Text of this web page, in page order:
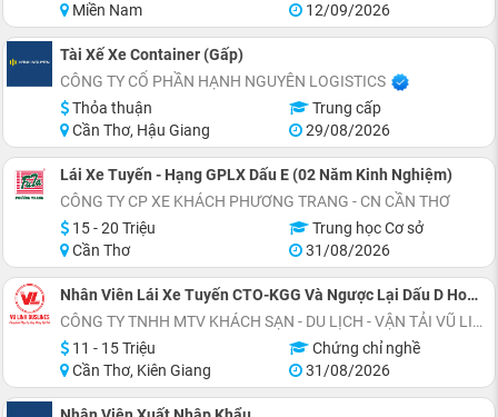
Miền Nam
12/09/2026
Tài Xế Xe Container (Gấp)
CÔNG TY CỔ PHẦN HẠNH NGUYÊN LOGISTICS
Thỏa thuận
Trung cấp
Cần Thơ, Hậu Giang
29/08/2026
Lái Xe Tuyến - Hạng GPLX Dấu E (02 Năm Kinh Nghiệm)
CÔNG TY CP XE KHÁCH PHƯƠNG TRANG - CN CẦN THƠ
15 - 20 Triệu
Trung học Cơ sở
Cần Thơ
31/08/2026
Nhân Viên Lái Xe Tuyến CTO-KGG Và Ngược Lại Dấu D Hoặc Dấu E
CÔNG TY TNHH MTV KHÁCH SẠN - DU LỊCH - VẬN TẢI VŨ LINH
11 - 15 Triệu
Chứng chỉ nghề
Cần Thơ, Kiên Giang
31/08/2026